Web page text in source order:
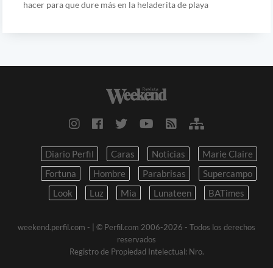
hacer para que dure más en la heladerita de playa
Diario Perfil Caras Noticias
Marie Claire
Fortuna
Hombre Parabrisas
Supercampo
Look
Luz Mia Lunateen BATimes
weekend.perfil.com -
| © Perfil.com 2006-2026 - Todos los derechos
reservados
Registro de Propiedad Intelectual: Nro.